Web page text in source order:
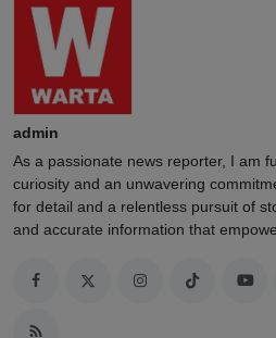
admin
As a passionate news reporter, I am
curiosity and an unwavering
for detail and a relentless pursuit of
and accurate information that